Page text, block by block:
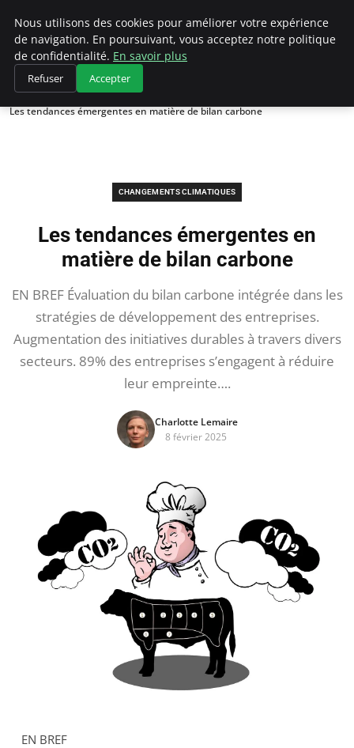
Climategatecountryclub.com
Accueil
Changements climatiques
Les tendances émergentes en matière de bilan carbone
CHANGEMENTS CLIMATIQUES
Les tendances émergentes en
matière de bilan carbone
EN BREF Évaluation du bilan carbone intégrée dans les
stratégies de développement des entreprises.
Augmentation des initiatives durables à travers divers
secteurs. 89% des entreprises s’engagent à réduire
leur empreinte….
Charlotte Lemaire
8 février 2025
EN BREF
Nous utilisons des cookies pour améliorer votre expérience
de navigation. En poursuivant, vous acceptez notre politique
de confidentialité. En savoir plus
Refuser Accepter